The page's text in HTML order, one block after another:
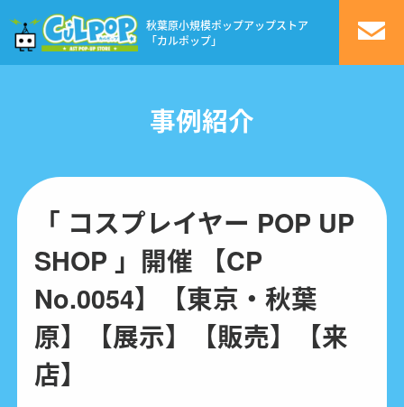
秋葉原小規模ポップアップストア
「カルポップ」
事例紹介
「 コスプレイヤー POP UP
SHOP 」開催 【CP
No.0054】【東京・秋葉
原】【展示】【販売】【来
店】